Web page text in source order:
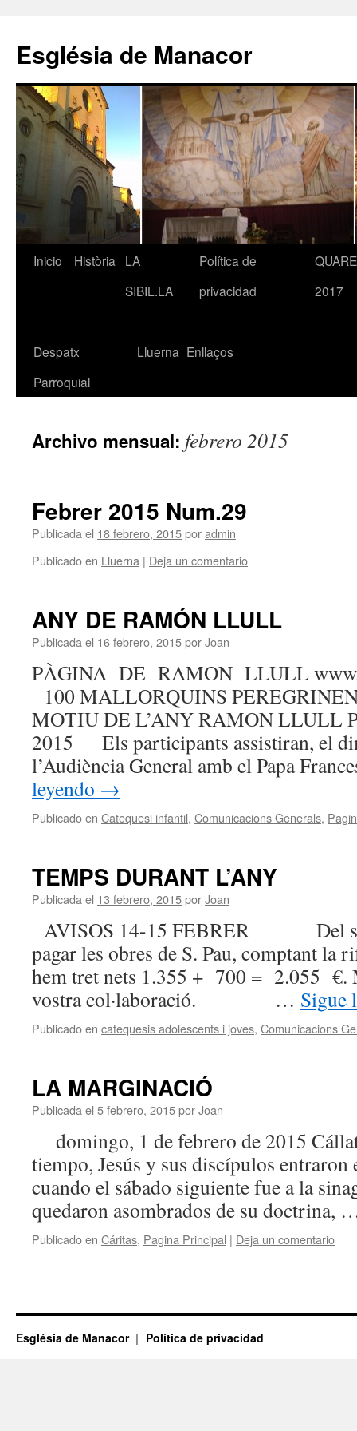
contenido
Església de Manacor
Inicio Història
LA
SIBIL.LA
Política de
privacidad
2017
Despatx
Parroquial
Lluerna Enllaços
Archivo mensual: febrero 2015
Febrer 2015 Num.29
Publicada el 18 febrero, 2015poradmin
Publicado en Lluerna | Deja un comentario
ANY DE RAMÓN LLULL
Publicada el 16 febrero, 2015porJoan
PÀGINA DE RAMON LLULL
100 MALLORQUINS
MOTIU DE L’ANY RAMON LLULL
2015 Els participants assistiran, el
l’Audiència General amb el Papa
leyendo →
Publicado en Catequesi infantil, Comunicacions Generals,
TEMPS DURANT L’ANY
Publicada el 13 febrero, 2015porJoan
AVISOS 14-15 FEBRER Del
pagar les obres de S. Pau, comptant la
hem tret nets 1.355 + 700 = 2.055 €.
vostra col·laboració. … Sigue
Publicado en catequesis adolescents i joves, Comunicacions
LA MARGINACIÓ
Publicada el 5 febrero, 2015porJoan
domingo, 1 de febrero de 2015
tiempo, Jesús y sus discípulos entraron
cuando el sábado siguiente fue a la
quedaron asombrados de su doctrina,
Publicado en Cáritas, Pagina Principal | Deja un comentario
Església de Manacor Política de privacidad